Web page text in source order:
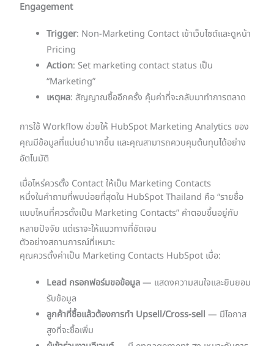
Engagement
Trigger: Non-Marketing Contact เข้าเว็บไซต์และดูหน้า
Pricing
Action: Set marketing contact status เป็น
“Marketing”
เหตุผล: สัญญาณซื้ออีกครั้ง คุ้มค่าที่จะกลับมาทำการตลาด
การใช้ Workflow ช่วยให้ HubSpot Marketing Analytics ของ
คุณมีข้อมูลที่แม่นยำมากขึ้น และคุณสามารถควบคุมต้นทุนได้อย่าง
อัตโนมัติ
เมื่อไหร่ควรตั้ง Contact ให้เป็น Marketing Contacts
หนึ่งในคำถามที่พบบ่อยที่สุดใน HubSpot Thailand คือ “รายชื่อ
แบบไหนที่ควรตั้งเป็น Marketing Contacts” คำตอบขึ้นอยู่กับ
หลายปัจจัย แต่เราจะให้แนวทางที่ชัดเจน
ตัวอย่างสถานการณ์ที่เหมาะ
คุณควรตั้งค่าเป็น Marketing Contacts HubSpot เมื่อ:
Lead กรอกฟอร์มขอข้อมูล— แสดงความสนใจและยินยอม
รับข้อมูล
ลูกค้าที่ซื้อแล้วต้องการทำ Upsell/Cross-sell — มีโอกาส
สูงที่จะซื้อเพิ่ม